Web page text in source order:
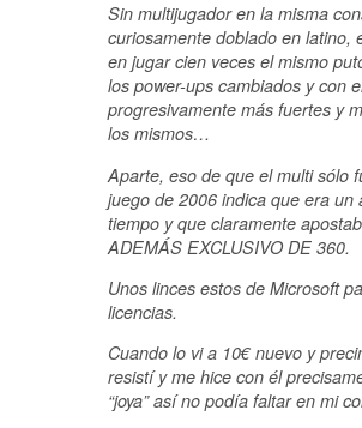
Sin multijugador en la misma
curiosamente doblado en latino,
en jugar cien veces el mismo
los power-ups cambiados y con
progresivamente más fuertes y
los mismos…
Aparte, eso de que el multi sólo
juego de 2006 indica que era un
tiempo y que claramente
ADEMÁS EXCLUSIVO DE 360.
Unos linces estos de Microsoft
licencias.
Cuando lo vi a 10€ nuevo y
resistí y me hice con él
“joya” así no podía faltar en mi